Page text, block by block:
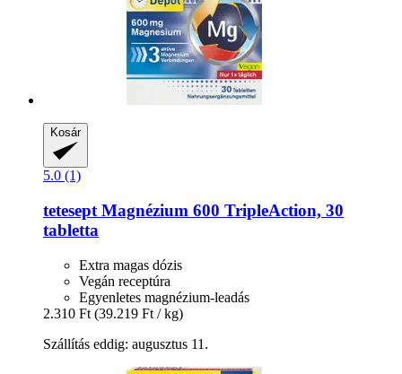
Kosár
5.0 (1)
tetesept Magnézium 600 TripleAction, 30
tabletta
Extra magas dózis
Vegán receptúra
Egyenletes magnézium-leadás
2.310 Ft (39.219 Ft / kg)
Szállítás eddig: augusztus 11.